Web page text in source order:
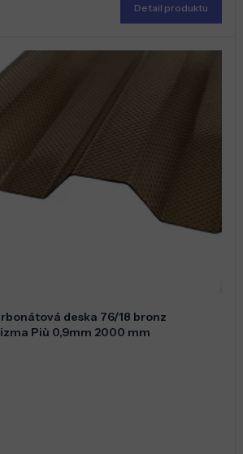
Detail produktu
deska 76/18 bronz
Più 0,9mm 2000 mm